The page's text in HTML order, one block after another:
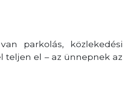
parkolás, közlekedési
teljen el – az ünnepnek az